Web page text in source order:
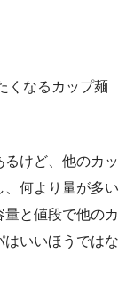
くなるカップ麺
るけど、他のカッ
、何より量が多い
と値段で他のカ
はいいほうではな